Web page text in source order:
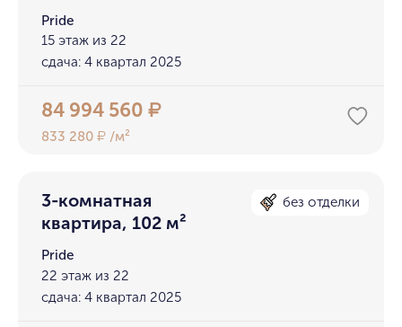
Pride
15 этаж из 22
сдача: 4 квартал 2025
84 994 560₽
833 280₽ /м²
3-комнатная
квартира, 102 м²
без отделки
Pride
22 этаж из 22
сдача: 4 квартал 2025